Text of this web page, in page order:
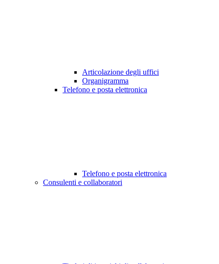
Articolazione degli uffici
Organigramma
Telefono e posta elettronica
Telefono e posta elettronica
Consulenti e collaboratori